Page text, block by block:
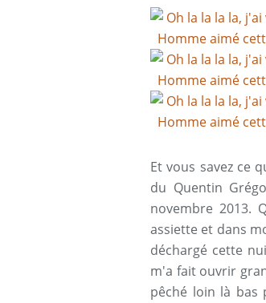
Et vous savez ce
du Quentin
novembre 2013.
assiette et dans
déchargé cette
m'a fait ouvrir
pêché loin là bas